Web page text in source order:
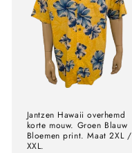
Jantzen Hawaii overhemd
korte mouw. Groen Blauw
Bloemen print. Maat 2XL /
XXL.